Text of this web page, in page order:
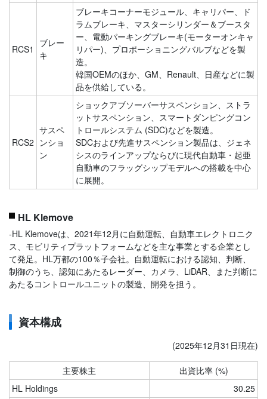
RCS1
ブレー
キ
ブレーキコーナーモジュール、キャリパー、ド
ラムブレーキ、マスターシリンダー＆ブースタ
ー、電動パーキングブレーキ(モーターオンキャ
リパー)、プロポーショニングバルブなどを製
造。
韓国OEMのほか、GM、Renault、日産などに製
品を供給している。
RCS2
サスペ
ンショ
ン
ショックアブソーバーサスペンション、ストラ
ットサスペンション、スマートダンピングコン
トロールシステム (SDC)などを製造。
SDCおよび先進サスペンション製品は、ジェネ
シスのラインアップならびに現代自動車・起亜
自動車のフラッグシップモデルへの搭載を中心
に展開。
HL Klemove
‐HL Klemoveは、2021年12月に自動運転、自動車エレクトロニク
ス、モビリティプラットフォームなどを主な事業とする企業とし
て発足。HL万都の100％子会社。自動運転における認知、判断、
制御のうち、認知にあたるレーダー、カメラ、LiDAR、また判断に
あたるコントロールユニットの製造、開発を担う。
資本構成
(2025年12月31日現在)
主要株主
出資比率 (%)
HL Holdings
30.25